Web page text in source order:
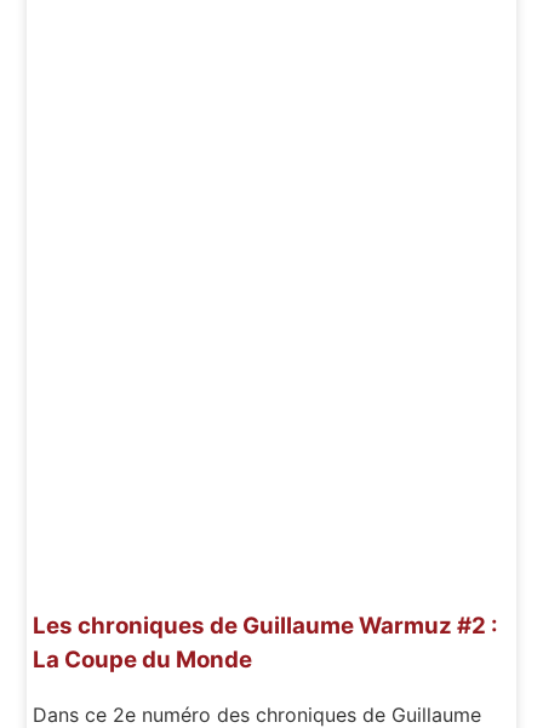
Les chroniques de Guillaume Warmuz #2 :
La Coupe du Monde
Dans ce 2e numéro des chroniques de Guillaume